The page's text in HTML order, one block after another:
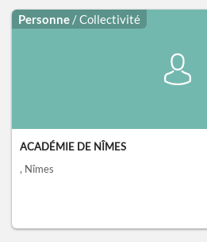
Personne / Collectivité
ACADÉMIE DE NÎMES
, Nîmes